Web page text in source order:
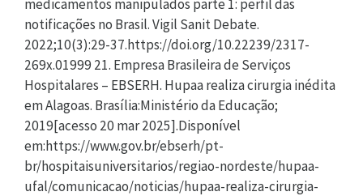
medicamentos manipulados parte 1: perfil das
notificações no Brasil. Vigil Sanit Debate.
2022;10(3):29-37.https://doi.org/10.22239/2317-
269x.01999 21. Empresa Brasileira de Serviços
Hospitalares – EBSERH. Hupaa realiza cirurgia inédita
em Alagoas. Brasília:Ministério da Educação;
2019[acesso 20 mar 2025].Disponível
em:https://www.gov.br/ebserh/pt-
br/hospitaisuniversitarios/regiao-nordeste/hupaa-
ufal/comunicacao/noticias/hupaa-realiza-cirurgia-